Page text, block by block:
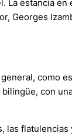
La estancia en
Georges
como
con
las flatulencias